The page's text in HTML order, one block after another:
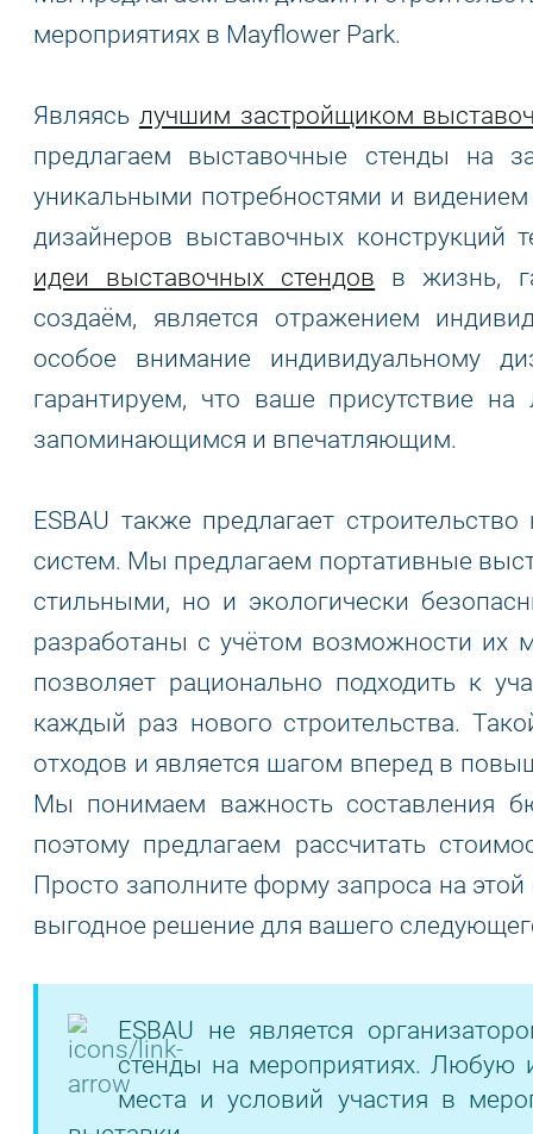
мероприятиях в Mayflower Park.
Являясь лучшим застройщиком
предлагаем выставочные стенды на
уникальными потребностями и
дизайнеров выставочных конструкций
идеи выставочных стендов в жизнь,
создаём, является отражением
особое внимание индивидуальному
гарантируем, что ваше присутствие
запоминающимся и впечатляющим.
ESBAU также предлагает
систем. Мы предлагаем портативные
стильными, но и экологически
разработаны с учётом возможности их
позволяет рационально подходить к
каждый раз нового строительства.
отходов и является шагом вперед в
Мы понимаем важность составления
поэтому предлагаем рассчитать
Просто заполните форму запроса на
выгодное решение для вашего
ESBAU не является
стенды на мероприятиях. Любую
места и условий участия в